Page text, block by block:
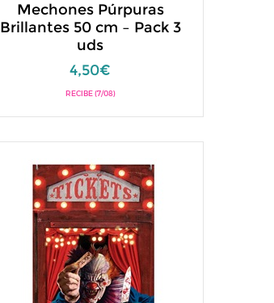
Mechones Púrpuras
Brillantes 50 cm – Pack 3
uds
4,50€
RECIBE (7/08)